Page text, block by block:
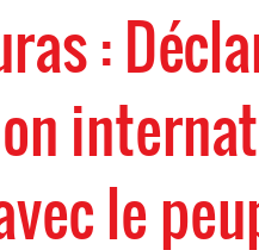
:
le